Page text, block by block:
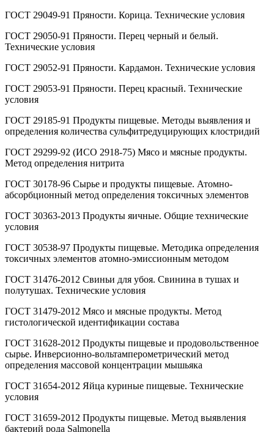
ГОСТ 29049-91 Пряности. Корица. Технические условия
ГОСТ 29050-91 Пряности. Перец черный и белый.
Технические условия
ГОСТ 29052-91 Пряности. Кардамон. Технические условия
ГОСТ 29053-91 Пряности. Перец красный. Технические
условия
ГОСТ 29185-91 Продукты пищевые. Методы выявления и
определения количества сульфитредуцирующих клостридий
ГОСТ 29299-92 (ИСО 2918-75) Мясо и мясные продукты.
Метод определения нитрита
ГОСТ 30178-96 Сырье и продукты пищевые. Атомно-
абсорбционный метод определения токсичных элементов
ГОСТ 30363-2013 Продукты яичные. Общие технические
условия
ГОСТ 30538-97 Продукты пищевые. Методика определения
токсичных элементов атомно-эмиссионным методом
ГОСТ 31476-2012 Свиньи для убоя. Свинина в тушах и
полутушах. Технические условия
ГОСТ 31479-2012 Мясо и мясные продукты. Метод
гистологической идентификации состава
ГОСТ 31628-2012 Продукты пищевые и продовольственное
сырье. Инверсионно-вольтамперометрический метод
определения массовой концентрации мышьяка
ГОСТ 31654-2012 Яйца куриные пищевые. Технические
условия
ГОСТ 31659-2012 Продукты пищевые. Метод выявления
бактерий рода Salmonella